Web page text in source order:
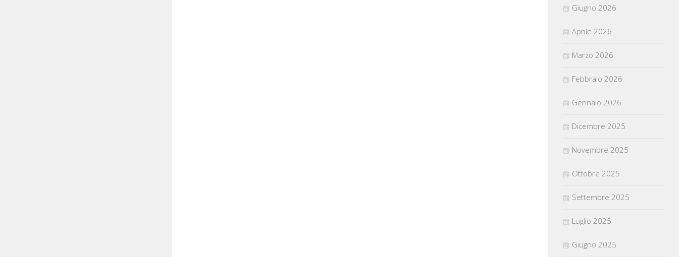
Giugno 2026
Aprile 2026
Marzo 2026
Febbraio 2026
Gennaio 2026
Dicembre 2025
Novembre 2025
Ottobre 2025
Settembre 2025
Luglio 2025
Giugno 2025